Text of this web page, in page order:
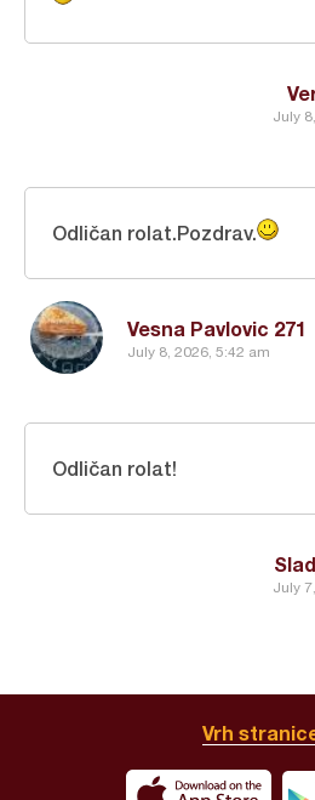
July
Vesna Pavlovic 271
July 8, 2026, 5:42 am
Odličan rolat.Pozdrav.
July
Odličan rolat!
Vrh